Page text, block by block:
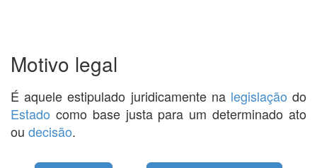
Motivo legal
É aquele estipulado juridicamente na legislação do
Estado como base justa para um determinado ato
ou decisão.